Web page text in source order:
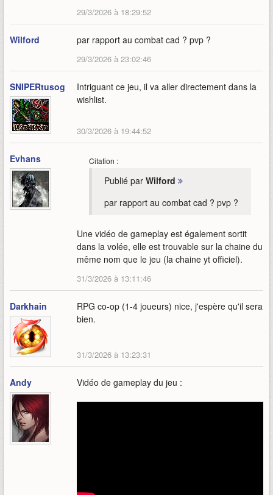
29/3/2026 à 18:29:52
Wilford par rapport au combat cad ? pvp ?
29/3/2026 à 23:02:46
SNIPERtusog
Intriguant ce jeu, il va aller directement dans la
wishlist.
30/3/2026 à 19:44:52
Evhans Citation :
Publié par Wilford
par rapport au combat cad ? pvp ?
Une vidéo de gameplay est également sortit
dans la volée, elle est trouvable sur la chaine du
même nom que le jeu (la chaine yt officiel).
31/3/2026 à 13:11:46
Darkhain
RPG co-op (1-4 joueurs) nice, j'espère qu'il sera
bien.
31/3/2026 à 13:23:31
Andy Vidéo de gameplay du jeu :